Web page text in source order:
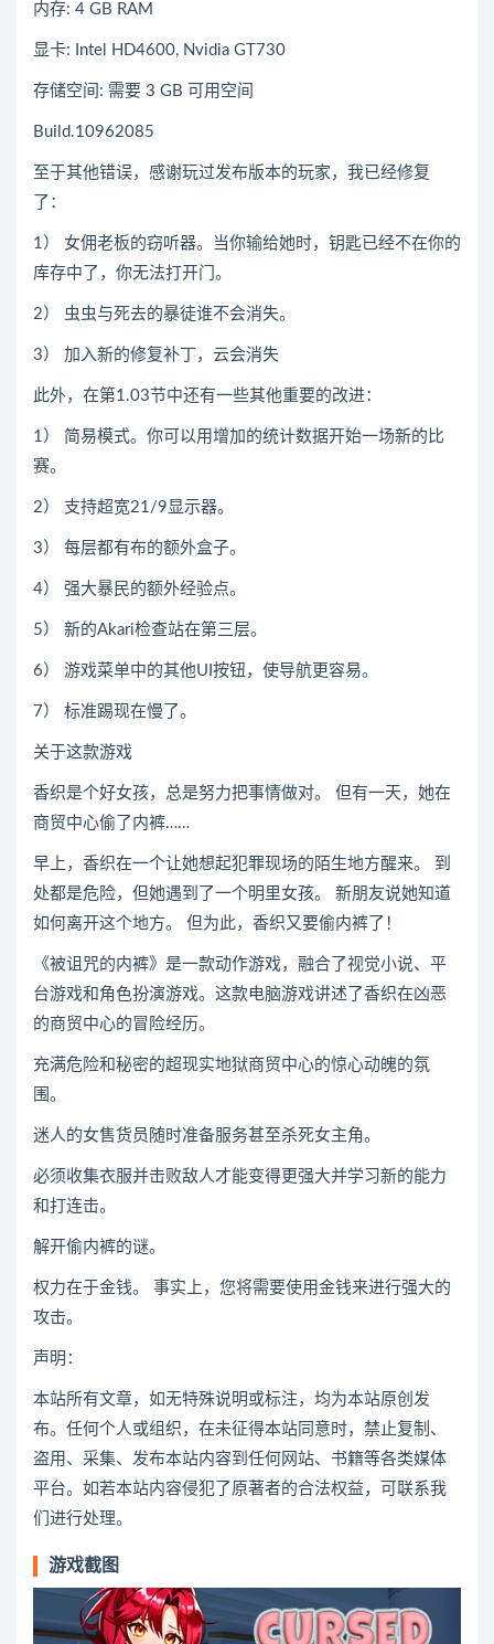
内存: 4 GB RAM
显卡: Intel HD4600, Nvidia GT730
存储空间: 需要 3 GB 可用空间
Build.10962085
至于其他错误，感谢玩过发布版本的玩家，我已经修复
了：
1） 女佣老板的窃听器。当你输给她时，钥匙已经不在你的
库存中了，你无法打开门。
2） 虫虫与死去的暴徒谁不会消失。
3） 加入新的修复补丁，云会消失
此外，在第1.03节中还有一些其他重要的改进：
1） 简易模式。你可以用增加的统计数据开始一场新的比
赛。
2） 支持超宽21/9显示器。
3） 每层都有布的额外盒子。
4） 强大暴民的额外经验点。
5） 新的Akari检查站在第三层。
6） 游戏菜单中的其他UI按钮，使导航更容易。
7） 标准踢现在慢了。
关于这款游戏
香织是个好女孩，总是努力把事情做对。 但有一天，她在
商贸中心偷了内裤……
早上，香织在一个让她想起犯罪现场的陌生地方醒来。 到
处都是危险，但她遇到了一个明里女孩。 新朋友说她知道
如何离开这个地方。 但为此，香织又要偷内裤了！
《被诅咒的内裤》是一款动作游戏，融合了视觉小说、平
台游戏和角色扮演游戏。这款电脑游戏讲述了香织在凶恶
的商贸中心的冒险经历。
充满危险和秘密的超现实地狱商贸中心的惊心动魄的氛
围。
迷人的女售货员随时准备服务甚至杀死女主角。
必须收集衣服并击败敌人才能变得更强大并学习新的能力
和打连击。
解开偷内裤的谜。
权力在于金钱。 事实上，您将需要使用金钱来进行强大的
攻击。
声明：
本站所有文章，如无特殊说明或标注，均为本站原创发
布。任何个人或组织，在未征得本站同意时，禁止复制、
盗用、采集、发布本站内容到任何网站、书籍等各类媒体
平台。如若本站内容侵犯了原著者的合法权益，可联系我
们进行处理。
游戏截图